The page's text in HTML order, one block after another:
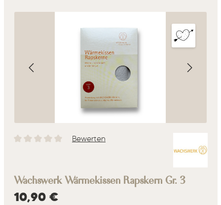
Durchschnittliche Bewertung von 0 von 5 Sternen
Bewerten
Wachswerk Wärmekissen Rapskern Gr. 3
Regulärer Preis:
10,90 €